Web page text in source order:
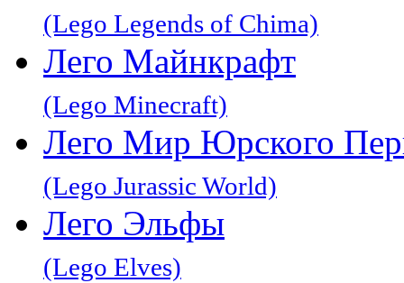
(Lego Legends of Chima)
Лего Майнкрафт
(Lego Minecraft)
Лего Мир Юрского
(Lego Jurassic World)
Лего Эльфы
(Lego Elves)